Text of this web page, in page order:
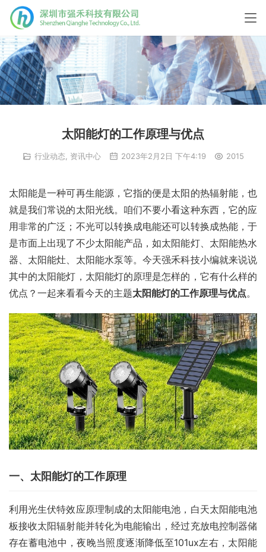
太阳能灯的工作原理与优点
行业动态 资讯中心 2023年2月2日 下午4:19 2015
太阳能是一种可再生能源，它指的便是太阳的热辐射能，也
就是我们常说的太阳光线。咱们不要小看这种东西，它的应
用非常的广泛；不光可以转换成电能还可以转换成热能，于
是市面上出现了不少太阳能产品，如太阳能灯、太阳能热水
器、太阳能灶、太阳能水泵等。今天强禾科技小编就来说说
其中的太阳能灯，太阳能灯的原理是怎样的，它有什么样的
优点？一起来看看今天的主题太阳能灯的工作原理与优点。
一、太阳能灯的工作原理
利用光生伏特效应原理制成的太阳能电池，白天太阳能电池
板接收太阳辐射能并转化为电能输出，经过充放电控制器储
存在蓄电池中，夜晚当照度逐渐降低至101ux左右，太阳能